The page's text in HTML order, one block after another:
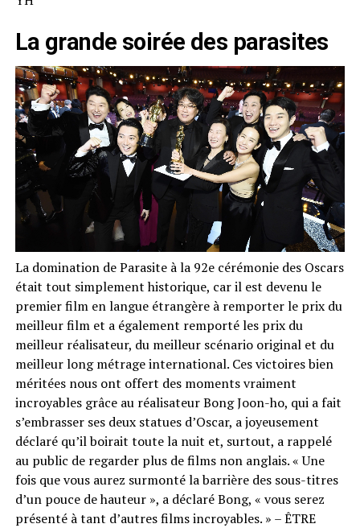
La grande soirée des parasites
La domination de Parasite à la 92e cérémonie des Oscars
était tout simplement historique, car il est devenu le
premier film en langue étrangère à remporter le prix du
meilleur film et a également remporté les prix du
meilleur réalisateur, du meilleur scénario original et du
meilleur long métrage international. Ces victoires bien
méritées nous ont offert des moments vraiment
incroyables grâce au réalisateur Bong Joon-ho, qui a fait
s’embrasser ses deux statues d’Oscar, a joyeusement
déclaré qu’il boirait toute la nuit et, surtout, a rappelé
au public de regarder plus de films non anglais. « Une
fois que vous aurez surmonté la barrière des sous-titres
d’un pouce de hauteur », a déclaré Bong, « vous serez
présenté à tant d’autres films incroyables. » – ÊTRE